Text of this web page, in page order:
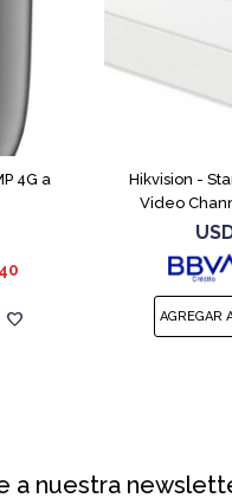
4G a
Hikvision -
Video
a nuestra